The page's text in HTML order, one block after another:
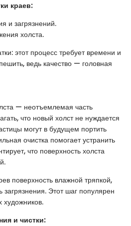
краев:
и загрязнений.
холста.
этот процесс требует времени и
ведь качество — головная
— неотъемлемая часть
что новый холст не нуждается
могут в будущем портить
очистка помогает устранить
что поверхность холста
поверхность влажной тряпкой,
Этот шаг популярен
и чистки: